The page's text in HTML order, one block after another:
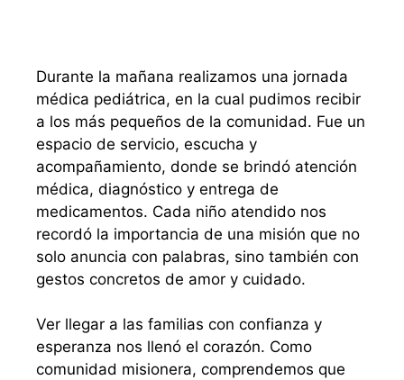
Durante la mañana realizamos una jornada
médica pediátrica, en la cual pudimos recibir
a los más pequeños de la comunidad. Fue un
espacio de servicio, escucha y
acompañamiento, donde se brindó atención
médica, diagnóstico y entrega de
medicamentos. Cada niño atendido nos
recordó la importancia de una misión que no
solo anuncia con palabras, sino también con
gestos concretos de amor y cuidado.
Ver llegar a las familias con confianza y
esperanza nos llenó el corazón. Como
comunidad misionera, comprendemos que